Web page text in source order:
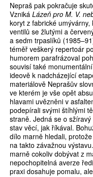
Nepraš pak pokračuje
Vzniká Lázeň pro M. V.
koryt z fabrické
ventilů se žlutými a
a sedm trpaslíků
téměř veškerý repertoár
humorem parafrázoval
souvisí také
ideově k nadcházející
materiálově Neprašův
ve kterém je vše opět
hlavami uvězněni v
podepírali svými štíhlými
straně. Jedná se o
stav věcí, jak říkával.
dílo marně hledali,
na takto závažnou
marně cokoliv dobývat z
nepochopitelná averze
praxi dosahuje pomalu,